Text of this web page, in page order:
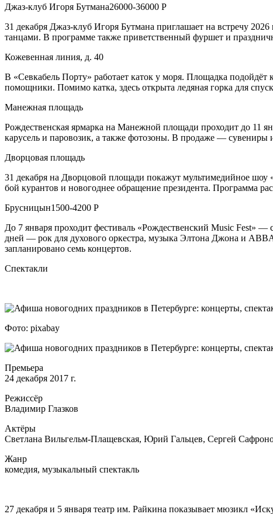
Джаз-клуб Игоря Бутмана26000-36000 Р
31 декабря Джаз-клуб Игоря Бутмана приглашает на встречу
танцами. В программе также приветственный фуршет и
Кожевенная линия, д. 40
В «Севкабель Порту» работает каток у моря. Площадка
помощники. Помимо катка, здесь открыта ледяная горка для
Манежная площадь
Рождественская ярмарка на Манежной площади проходит до 11
карусель и паровозик, а также фотозоны. В продаже — сувениры
Дворцовая площадь
31 декабря на Дворцовой площади покажут мультимедийное шоу
бой курантов и новогоднее обращение президента. Программа
Брусницын1500-4200 Р
До 7 января проходит фестиваль «Рождественский Music Fest» —
дней — рок для духового оркестра, музыка Элтона Джона и
запланировано семь концертов.
Спектакли
Фото: pixabay
Премьера
24 декабря 2017 г.
Режиссёр
Владимир Глазков
Актёры
Светлана Вильгельм-Плащевская, Юрий Гальцев, Сергей
Жанр
комедия, музыкальный спектакль
27 декабря и 5 января театр им. Райкина показывает мюзикл